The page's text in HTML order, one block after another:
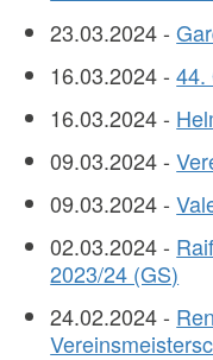
23.03.2024 -
16.03.2024 -44.
16.03.2024 -
09.03.2024 -
09.03.2024 -
02.03.2024 -
2023/24 (GS)
24.02.2024 -